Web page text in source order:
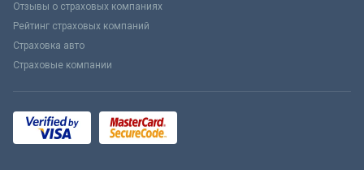
Отзывы о страховых компаниях
Рейтинг страховых компаний
Страховка авто
Страховые компании